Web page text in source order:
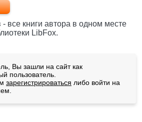
книги автора в одном месте
LibFox.
Вы зашли на сайт как
пользователь.
зарегистрироваться либо войти на